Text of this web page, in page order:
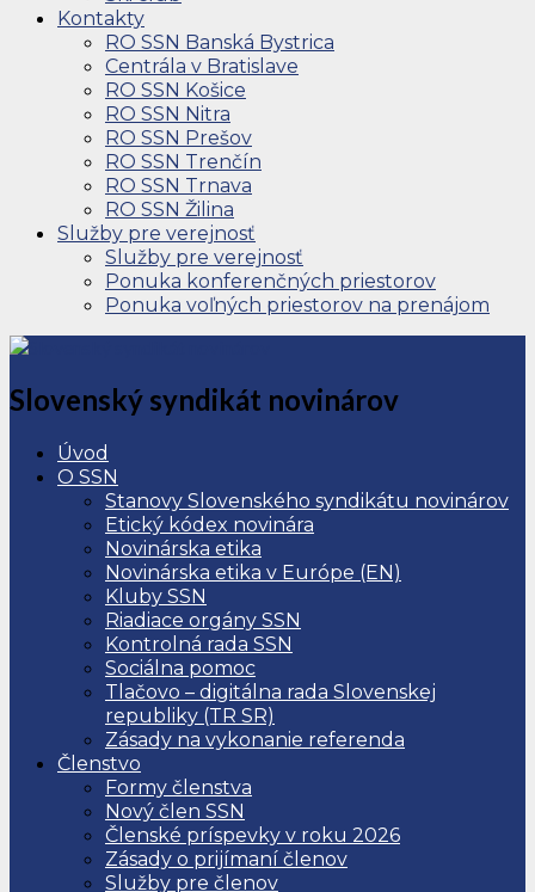
Kontakty
RO SSN Banská Bystrica
Centrála v Bratislave
RO SSN Košice
RO SSN Nitra
RO SSN Prešov
RO SSN Trenčín
RO SSN Trnava
RO SSN Žilina
Služby pre verejnosť
Služby pre verejnosť
Ponuka konferenčných priestorov
Ponuka voľných priestorov na prenájom
Slovenský syndikát novinárov
Úvod
O SSN
Stanovy Slovenského syndikátu novinárov
Etický kódex novinára
Novinárska etika
Novinárska etika v Európe (EN)
Kluby SSN
Riadiace orgány SSN
Kontrolná rada SSN
Sociálna pomoc
Tlačovo – digitálna rada Slovenskej
republiky (TR SR)
Zásady na vykonanie referenda
Členstvo
Formy členstva
Nový člen SSN
Členské príspevky v roku 2026
Zásady o prijímaní členov
Služby pre členov